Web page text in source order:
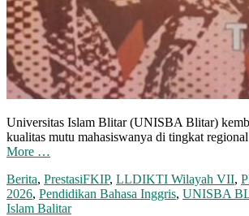
Universitas Islam Blitar (UNISBA Blitar)
kualitas mutu mahasiswanya di tingkat
More …
Berita, PrestasiFKIP, LLDIKTI Wilayah VII,
2026, Pendidikan Bahasa Inggris, UNISBA
Islam Balitar